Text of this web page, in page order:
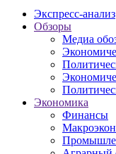
Экспресс-анализ
Обзоры
Медиа
Экономика
Финансы